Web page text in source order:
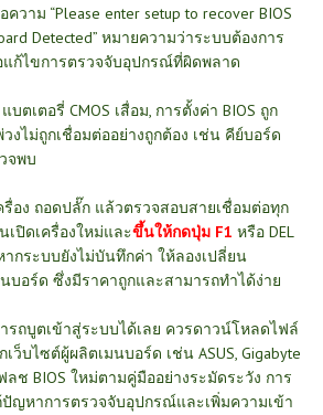
าม “Please enter setup to recover BIOS
Detected” หมายความว่าระบบต้องการ
แก้ไขการตรวจจับอุปกรณ์ที่ผิดพลาด
ตเตอรี่ CMOS เสื่อม, การตั้งค่า BIOS ถูก
งไม่ถูกเชื่อมต่ออย่างถูกต้อง เช่น คีย์บอร์ด
จพบ
รื่อง ถอดปลั๊ก แล้วตรวจสอบสายเชื่อมต่อทุก
ปิดเครื่องใหม่และขึ้นให้กดปุ่ม F1 หรือ DEL
ากระบบยังไม่บันทึกค่า ให้ลองเปลี่ยน
นบอร์ด ซึ่งมีราคาถูกและสามารถทำได้ง่าย
รถบูตเข้าสู่ระบบได้เลย ควรดาวน์โหลดไฟล์
ว็บไซต์ผู้ผลิตเมนบอร์ด เช่น ASUS, Gigabyte
ช BIOS ใหม่ตามคู่มืออย่างระมัดระวัง การ
ปัญหาการตรวจจับอุปกรณ์และเพิ่มความเข้า